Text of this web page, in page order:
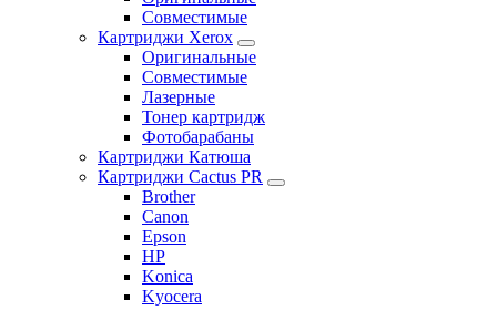
Совместимые
Картриджи Xerox
Оригинальные
Совместимые
Лазерные
Тонер картридж
Фотобарабаны
Картриджи Катюша
Картриджи Cactus PR
Brother
Canon
Epson
HP
Konica
Kyocera